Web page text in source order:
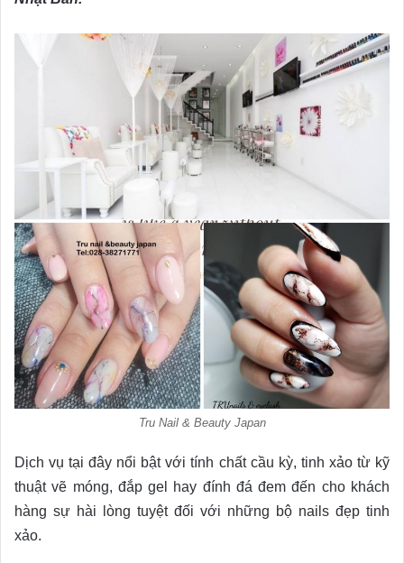
Tru Nail & Beauty Japan
Dịch vụ tại đây nổi bật với tính chất cầu kỳ, tinh xảo từ kỹ
thuật vẽ móng, đắp gel hay đính đá đem đến cho khách
hàng sự hài lòng tuyệt đối với những bộ nails đẹp tinh
xảo.